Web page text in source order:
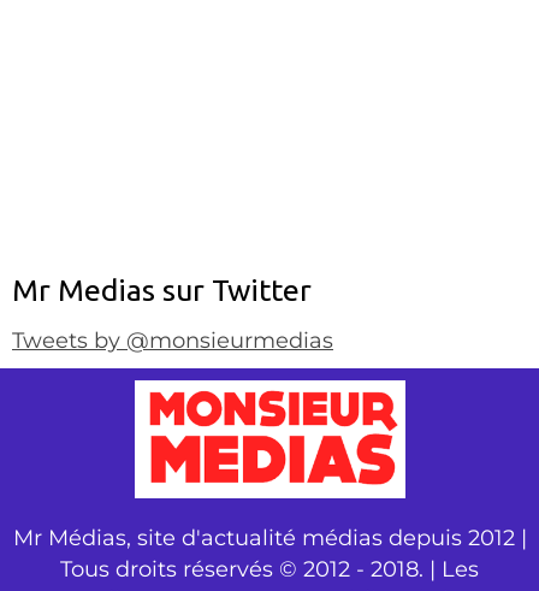
Mr Medias sur Twitter
Tweets by @monsieurmedias
Mr Médias, site d'actualité médias depuis 2012 |
Tous droits réservés © 2012 - 2018. | Les